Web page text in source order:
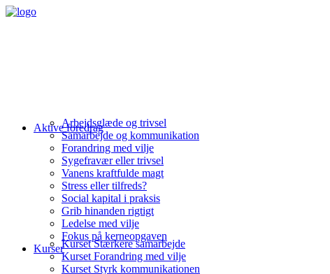
Aktive foredrag
Arbejdsglæde og trivsel
Samarbejde og kommunikation
Forandring med vilje
Sygefravær eller trivsel
Vanens kraftfulde magt
Stress eller tilfreds?
Social kapital i praksis
Grib hinanden rigtigt
Ledelse med vilje
Fokus på kerneopgaven
KurserKurset Stærkere samarbejde
Kurset Forandring med vilje
Kurset Styrk kommunikationen